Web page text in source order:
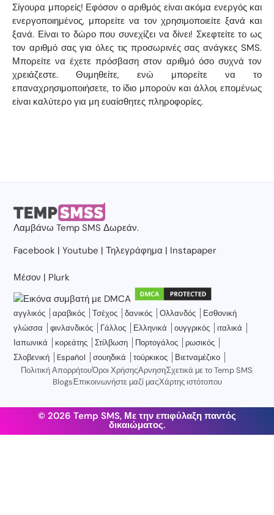
Σίγουρα μπορείς! Εφόσον ο αριθμός είναι ακόμα ενεργός και
ενεργοποιημένος, μπορείτε να τον χρησιμοποιείτε ξανά και
ξανά. Είναι το δώρο που συνεχίζει να δίνει! Σκεφτείτε το ως
τον αριθμό σας για όλες τις προσωρινές σας ανάγκες SMS.
Μπορείτε να έχετε πρόσβαση στον αριθμό όσο συχνά τον
χρειάζεστε. Θυμηθείτε, ενώ μπορείτε να το
επαναχρησιμοποιήσετε, το ίδιο μπορούν και άλλοι, επομένως
είναι καλύτερο για μη ευαίσθητες πληροφορίες.
ΛαμβάνωTemp SMS Δωρεάν.
Facebook |Youtube |Τηλεγράφημα | Instapaper
Μέσον | Plurk
αγγλικός αραβικός Τσέχος δανικός Ολλανδός
Εσθονική
γλώσσα
φινλανδικός Γάλλος Ελληνικά ουγγρικός
ιταλικά
Ιαπωνικά
κορεάτης Στίλβωση Πορτογάλος
ρωσικός
Σλοβενική
Español σουηδικά τούρκικος
Βιετναμέζικο
Πολιτική ΑπορρήτουΌροι ΧρήσηςΑρνησηΣχετικά με το Temp SMS
BlogsΕπικοινωνήστε μαζί μαςΧάρτης ιστότοπου
© 2026 Temp SMS, Με την επιφύλαξη παντός
δικαιώματος.